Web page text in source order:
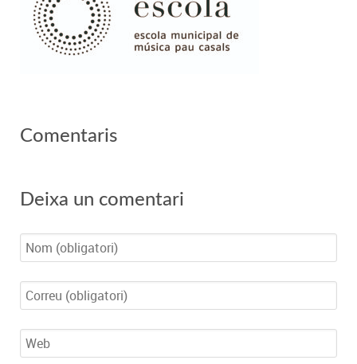
Comentaris
Deixa un comentari